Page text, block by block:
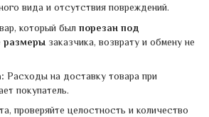
вида и отсутствия повреждений.
который был порезан под
размеры заказчика, возврату и обмену не
Расходы на доставку товара при
покупатель.
проверяйте целостность и количество